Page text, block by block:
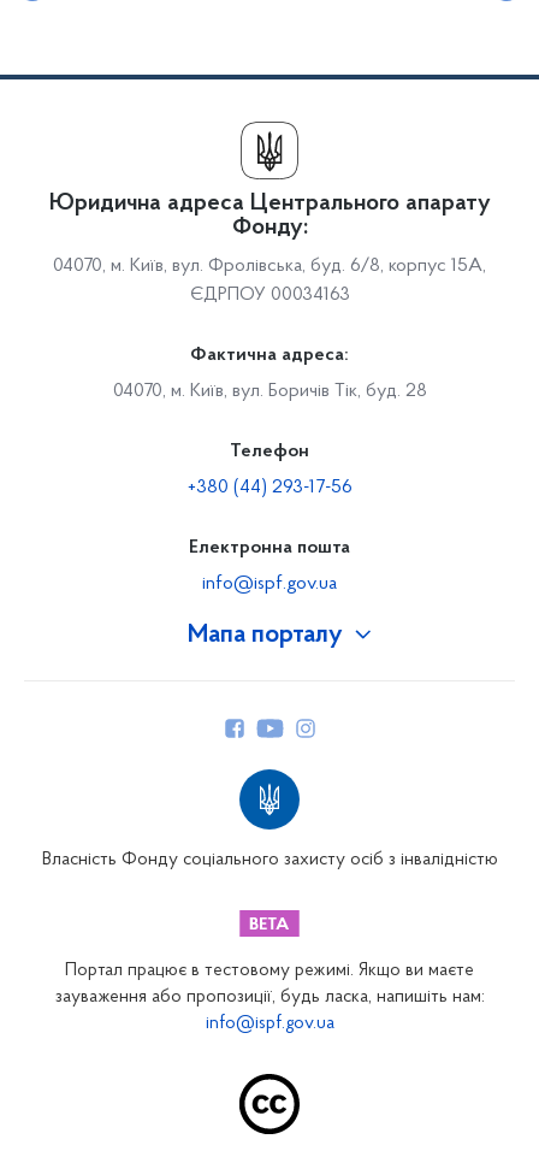
Мапа порталу
Закарпатське відділення
Запорізьке відділення
Юридична адреса Центрального апарату
Фонду:
04070, м. Київ, вул. Фролівська, буд. 6/8, корпус 15А,
ЄДРПОУ 00034163
Фактична адреса:
04070, м. Київ, вул. Боричів Тік, буд. 28
Телефон
+380 (44) 293-17-56
Електронна пошта
info@ispf.gov.ua
Власність Фонду соціального захисту осіб з інвалідністю
Портал працює в тестовому режимі. Якщо ви маєте
зауваження або пропозиції, будь ласка, напишіть нам:
info@ispf.gov.ua